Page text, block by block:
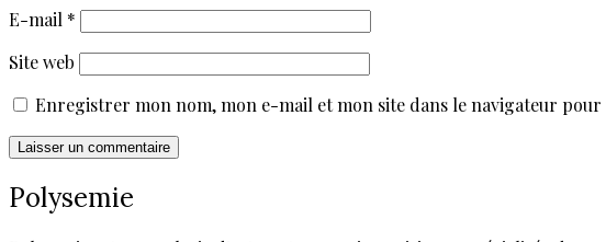
E-mail *
Site web
Enregistrer mon nom, mon e-mail et mon site dans le navigateur
Polysemie